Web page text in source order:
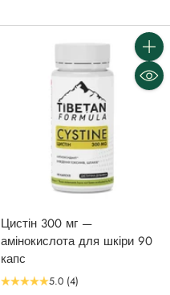
Цистін 300 мг —
амінокислота для шкіри 90
капс
5.0 (4)